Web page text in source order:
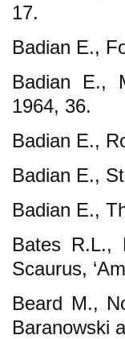
17.
Badian E.,
Badian E.,
1964, 36.
Badian E.,
Badian E.,
Badian E.,
Bates R.L.,
Scaurus,
Beard M.,
Baranowski